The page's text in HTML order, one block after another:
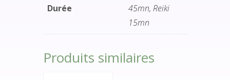
Durée
45mn, Reiki
15mn
Produits similaires